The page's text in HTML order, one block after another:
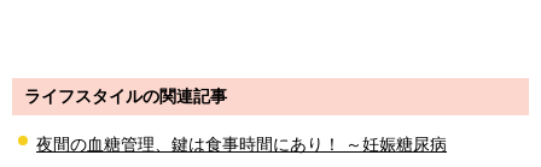
ライフスタイルの関連記事
夜間の血糖管理、鍵は食事時間にあり！ ～妊娠糖尿病